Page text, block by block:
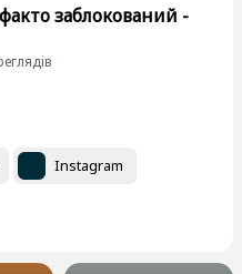
заблокований -
Instagram